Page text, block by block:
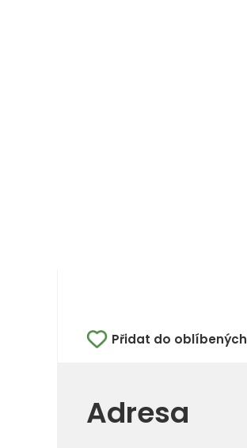
Přidat do oblíbených
Adresa